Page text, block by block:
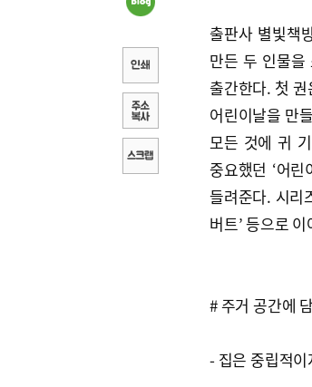
출판사 별빛책
만든 두 인물을
출간한다. 첫
어린이날을 만
모든 것에 귀
중요했던 ‘어린
들려준다. 시리
버트’ 등으로
# 주거 공간에
- 집은 중립적